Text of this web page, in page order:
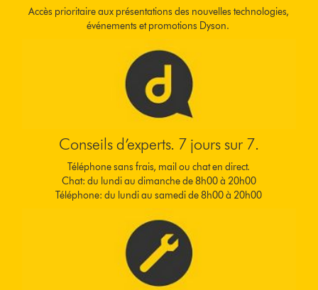
Accès prioritaire aux présentations des nouvelles technologies,
événements et promotions Dyson.
Conseils d’experts. 7 jours sur 7.
Téléphone sans frais, mail ou chat en direct.
Chat: du lundi au dimanche de 8h00 à 20h00
Téléphone: du lundi au samedi de 8h00 à 20h00